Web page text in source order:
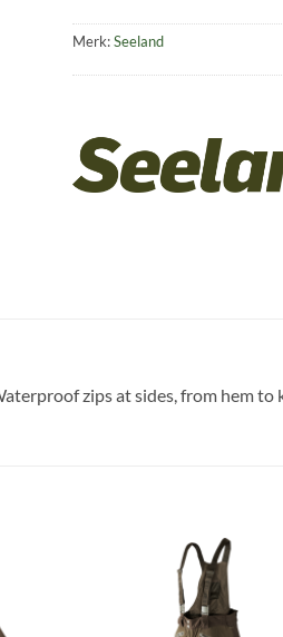
Merk:Seeland
zips at sides, from hem to